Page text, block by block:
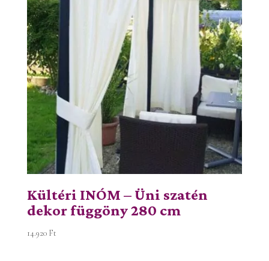
Kültéri INÓM – Üni szatén
dekor függöny 280 cm
14.920 Ft